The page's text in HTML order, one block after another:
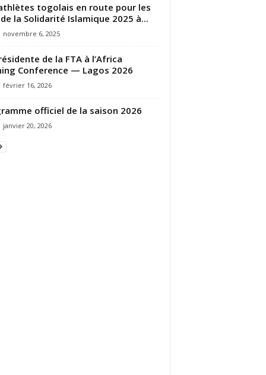
togolais en route pour les
de la Solidarité Islamique 2025 à...
novembre 6, 2025
de la FTA à l’Africa
Conference — Lagos 2026
février 16, 2026
officiel de la saison 2026
janvier 20, 2026